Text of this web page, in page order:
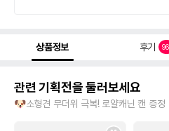
상품정보 후기
관련 기획전을 둘러보세요
🐶소형견 무더위 극복! 로얄캐닌 캔 증정